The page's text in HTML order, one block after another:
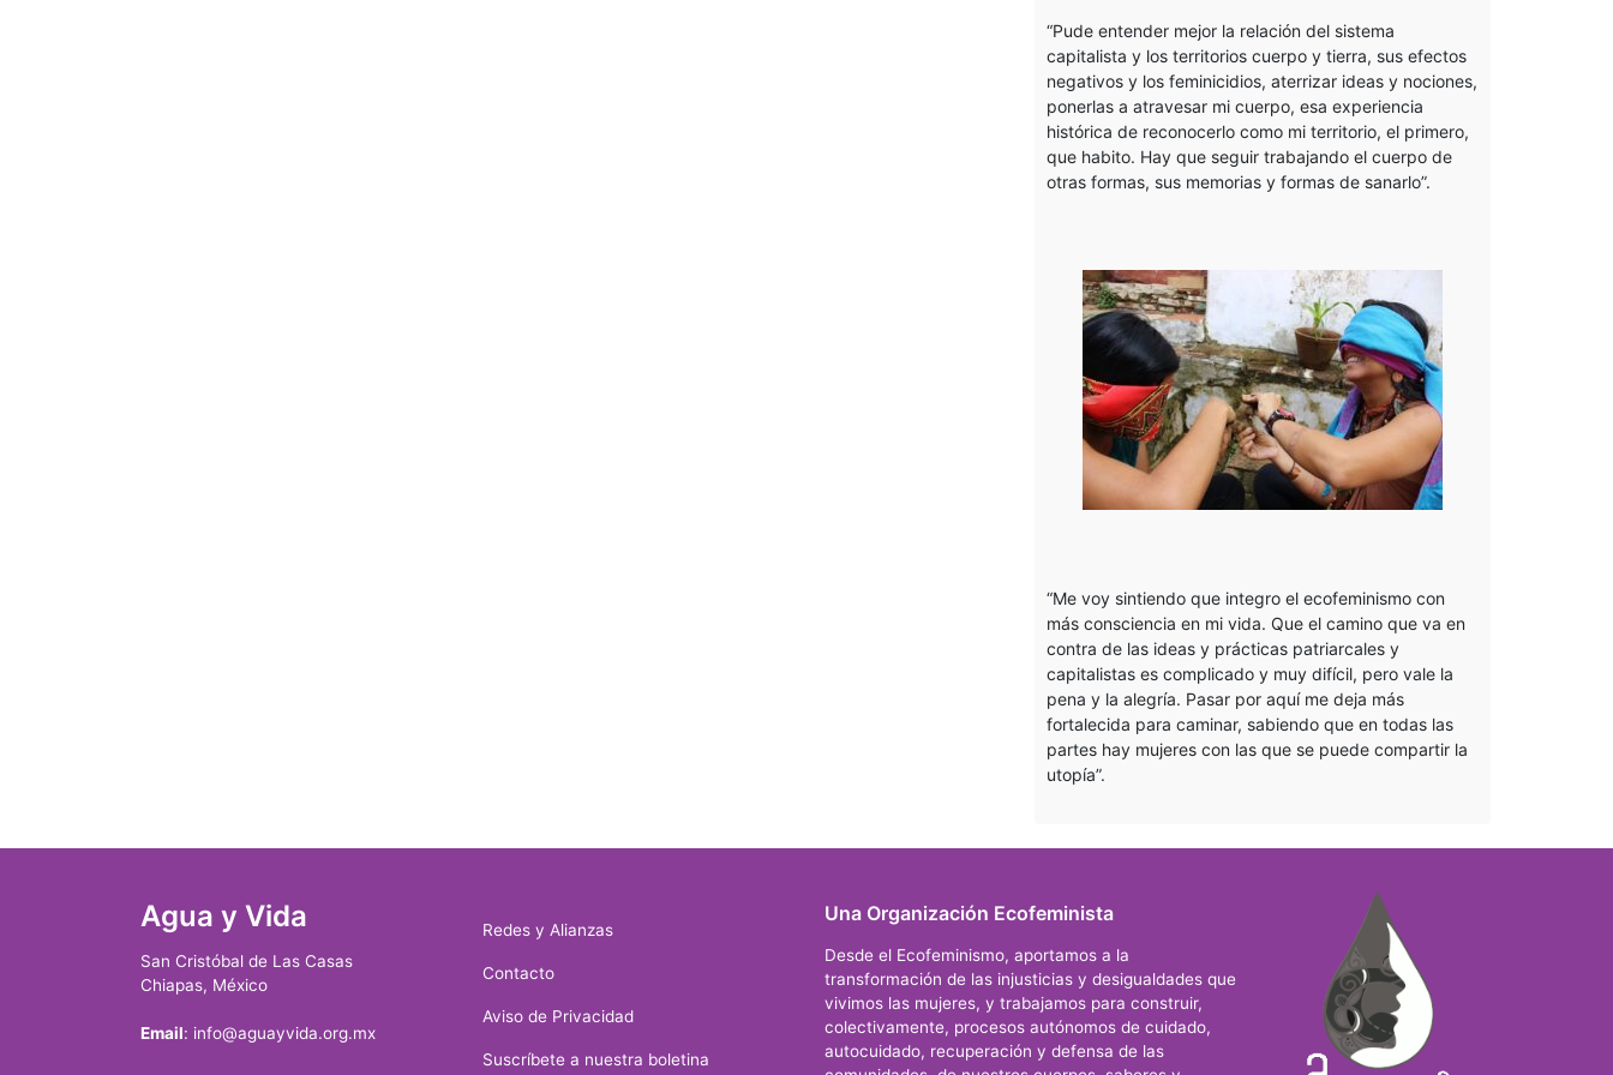
“Pude entender mejor la relación del sistema
capitalista y los territorios cuerpo y tierra, sus efectos
negativos y los feminicidios, aterrizar ideas y nociones,
ponerlas a atravesar mi cuerpo, esa experiencia
histórica de reconocerlo como mi territorio, el primero,
que habito. Hay que seguir trabajando el cuerpo de
otras formas, sus memorias y formas de sanarlo”.
“Me voy sintiendo que integro el ecofeminismo con
más consciencia en mi vida. Que el camino que va en
contra de las ideas y prácticas patriarcales y
capitalistas es complicado y muy difícil, pero vale la
pena y la alegría. Pasar por aquí me deja más
fortalecida para caminar, sabiendo que en todas las
partes hay mujeres con las que se puede compartir la
utopía”.
Agua y Vida
San Cristóbal de Las Casas
Chiapas, México
Email: info@aguayvida.org.mx
Redes y Alianzas
Contacto
Aviso de Privacidad
Suscríbete a nuestra boletina
Una Organización Ecofeminista
Desde el Ecofeminismo, aportamos a la
transformación de las injusticias y desigualdades que
vivimos las mujeres, y trabajamos para construir,
colectivamente, procesos autónomos de cuidado,
autocuidado, recuperación y defensa de las